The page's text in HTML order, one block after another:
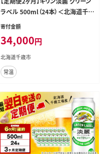
ラベル 500ml（24本）＜北海道千歳
工場産＞
寄付金額
34,000円
北海道千歳市
常温